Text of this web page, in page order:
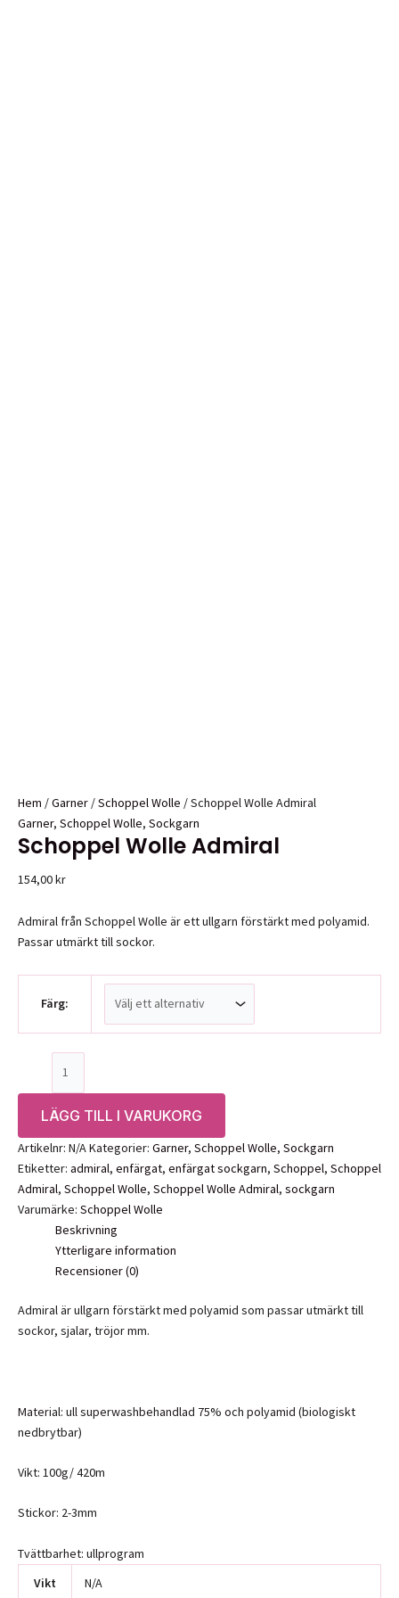
Hem /Garner /Schoppel Wolle / Schoppel Wolle Admiral
Garner, Schoppel Wolle, Sockgarn
Schoppel Wolle Admiral
154,00kr
Admiral från Schoppel Wolle är ett ullgarn förstärkt med polyamid.
Passar utmärkt till sockor.
Färg:
mängdLÄGG TILL I VARUKORG
Artikelnr: N/AKategorier: Garner, Schoppel Wolle, Sockgarn
Etiketter: admiral, enfärgat, enfärgat sockgarn, Schoppel, Schoppel
Admiral, Schoppel Wolle, Schoppel Wolle Admiral, sockgarn
Varumärke: Schoppel Wolle
Beskrivning
Ytterligare information
Recensioner (0)
Admiral är ullgarn förstärkt med polyamid som passar utmärkt till
sockor, sjalar, tröjor mm.
Material: ull superwashbehandlad 75% och polyamid (biologiskt
nedbrytbar)
Vikt: 100g/ 420m
Stickor: 2-3mm
Tvättbarhet: ullprogram
Vikt
N/A